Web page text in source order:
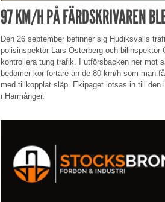
97 KM/H PÅ FÄRDSKRIVAREN
Den 26 september befinner sig Hudiksvalls
polisinspektör Lars Österberg och
kontrollera tung trafik. I utförsbacken ner mot
bedömer kör fortare än de 80 km/h som man
med tillkopplat släp. Ekipaget lotsas in till
i Harmånger.